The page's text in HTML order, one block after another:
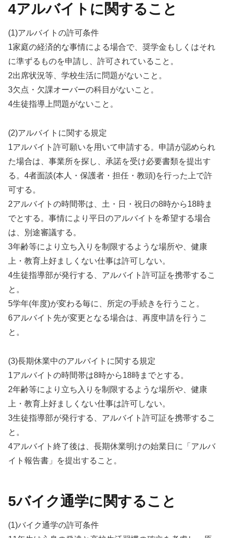
4アルバイトに関すること
(1)アルバイトの許可条件
1家庭の経済的な事情による場合で、奨学金もしくはそれ
に準ずるものを申請し、許可されていること。
2出席状況等、学校生活に問題がないこと。
3欠点・欠課オーバーの科目がないこと。
4生徒指導上問題がないこと。
(2)アルバイトに関する規定
1アルバイト許可願いを用いて申請する。申請が認められ
た場合は、事業所を探し、承諾を受け必要書類を提出す
る。4者面談(本人・保護者・担任・教頭)を行った上で許
可する。
2アルバイトの時間帯は、土・日・祝日の8時から18時ま
でとする。事情により平日のアルバイトを希望する場合
は、別途審議する。
3年齢等により立ち入りを制限するような場所や、健康
上・教育上好ましくない仕事は許可しない。
4生徒指導部が発行する、アルバイト許可証を携帯するこ
と。
5学年(年度)が変わる毎に、所定の手続きを行うこと。
6アルバイト先が変更となる場合は、再度申請を行うこ
と。
(3)長期休業中のアルバイトに関する規定
1アルバイトの時間帯は8時から18時までとする。
2年齢等により立ち入りを制限するような場所や、健康
上・教育上好ましくない仕事は許可しない。
3生徒指導部が発行する、アルバイト許可証を携帯するこ
と。
4アルバイト終了後は、長期休業明けの始業日に「アルバ
イト報告書」を提出すること。
5バイク通学に関すること
(1)バイク通学の許可条件